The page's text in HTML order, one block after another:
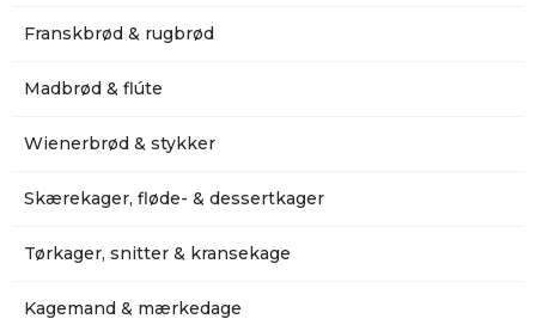
Franskbrød & rugbrød
Madbrød & flúte
Wienerbrød & stykker
Skærekager, fløde- & dessertkager
Tørkager, snitter & kransekage
Kagemand & mærkedage